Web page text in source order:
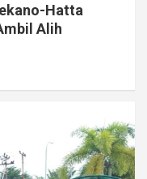
Hatta
Alih